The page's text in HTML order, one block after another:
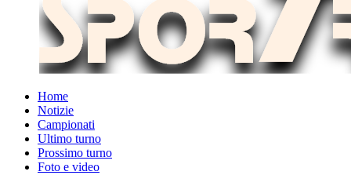
Home
Notizie
Campionati
Ultimo turno
Prossimo turno
Foto e video